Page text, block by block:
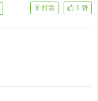
1 赞
打赏